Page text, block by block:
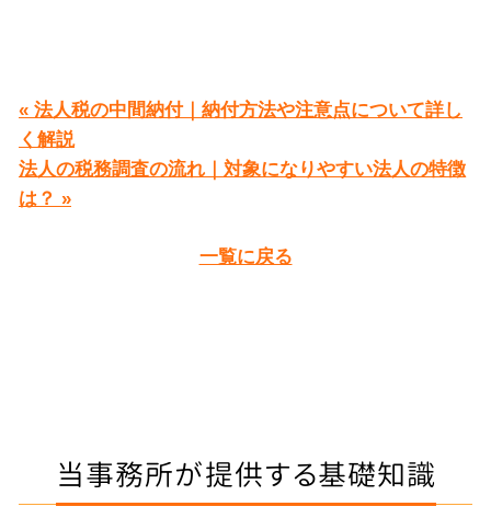
« 法人税の中間納付｜納付方法や注意点について詳し
く解説
法人の税務調査の流れ｜対象になりやすい法人の特徴
は？ »
一覧に戻る
当事務所が提供する基礎知識